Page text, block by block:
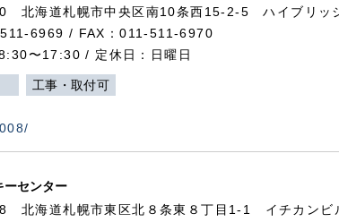
北海道札幌市中央区南10条西15-2-5 ハイブリッ
6969 / FAX：011-511-6970
〜17:30 / 定休日：日曜日
工事・取付可
ーセンター
北海道札幌市東区北８条東８丁目1-1 イチカンビ